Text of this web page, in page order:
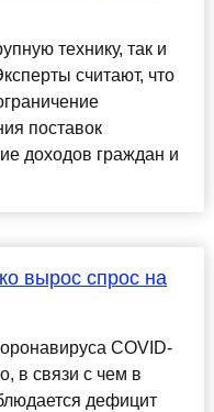
технику, так и
считают, что
поставок
доходов граждан и
вырос спрос на
COVID-
в связи с чем в
дефицит